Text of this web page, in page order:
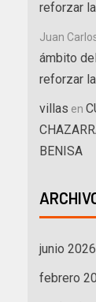
reforzar
Juan
ámbito
reforzar
villas en
BENISA
junio 2026
febrero